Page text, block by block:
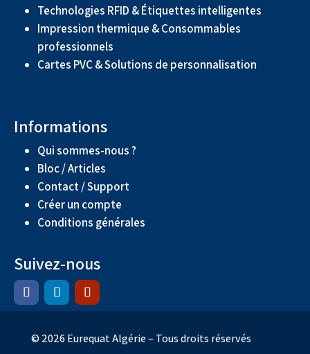
Technologies RFID & Étiquettes intelligentes
Impression thermique & Consommables
professionnels
Cartes PVC & Solutions de personnalisation
Informations
Qui sommes-nous ?
Bloc / Articles
Contact / Support
Créer un compte
Conditions générales
Suivez-nous
© 2026 Eurequat Algérie – Tous droits réservés